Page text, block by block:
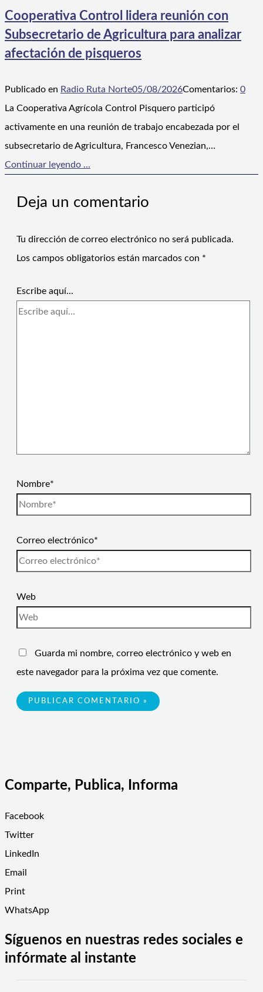
Cooperativa Control lidera reunión con
Subsecretario de Agricultura para analizar
afectación de pisqueros
Publicado en Radio Ruta Norte05/08/2026Comentarios: 0
La Cooperativa Agrícola Control Pisquero participó
activamente en una reunión de trabajo encabezada por el
subsecretario de Agricultura, Francesco Venezian,…
Continuar leyendo ...
Deja un comentario
Tu dirección de correo electrónico no será publicada.
Los campos obligatorios están marcados con *
Escribe aquí...
Nombre*
Correo electrónico*
Web
Guarda mi nombre, correo electrónico y web en
este navegador para la próxima vez que comente.
Comparte, Publica, Informa
Facebook
Twitter
LinkedIn
Email
Print
WhatsApp
Síguenos en nuestras redes sociales e
infórmate al instante